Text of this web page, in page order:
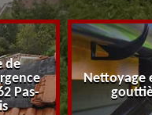
de
Pas-
Nettoyage